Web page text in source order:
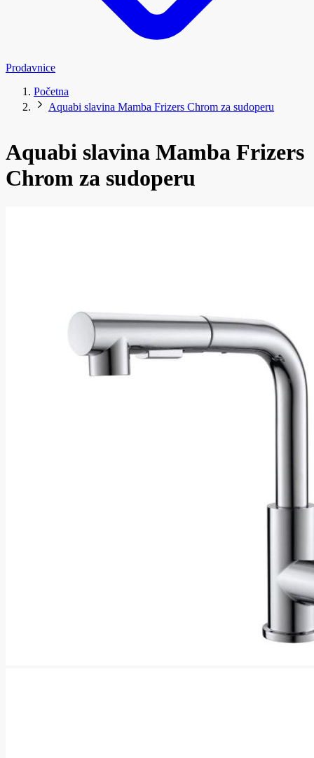
Prodavnice
Početna
Aquabi slavina Mamba Frizers Chrom za sudoperu
Aquabi slavina Mamba Frizers
Chrom za sudoperu